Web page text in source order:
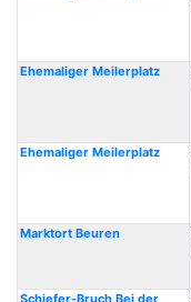
Ehemaliger Meilerplatz
Ehemaliger Meilerplatz
Marktort Beuren
Schiefer-Bruch Bei der